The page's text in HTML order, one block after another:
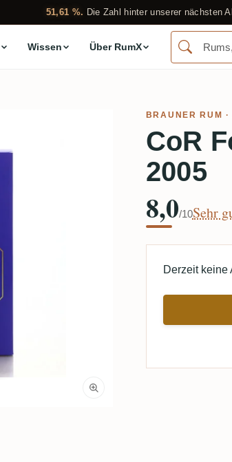
51,61 %. Die Zahl hinter unserer nächsten
Wissen Über RumX
BRAUNER RUM
CoR
2005
8,0/10Sehr
Derzeit keine